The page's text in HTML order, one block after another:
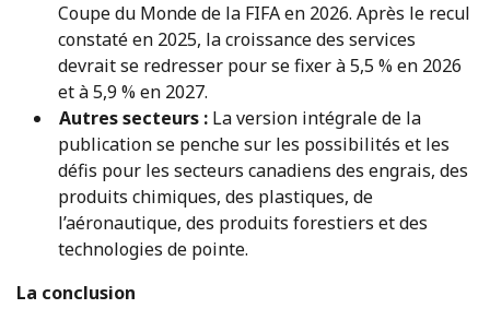
Coupe du Monde de la FIFA en 2026. Après le recul
constaté en 2025, la croissance des services
devrait se redresser pour se fixer à 5,5 % en 2026
et à 5,9 % en 2027.
Autres secteurs : La version intégrale de la
publication se penche sur les possibilités et les
défis pour les secteurs canadiens des engrais, des
produits chimiques, des plastiques, de
l’aéronautique, des produits forestiers et des
technologies de pointe.
La conclusion